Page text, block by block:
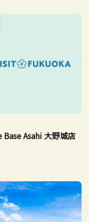
Base Asahi 大野城店